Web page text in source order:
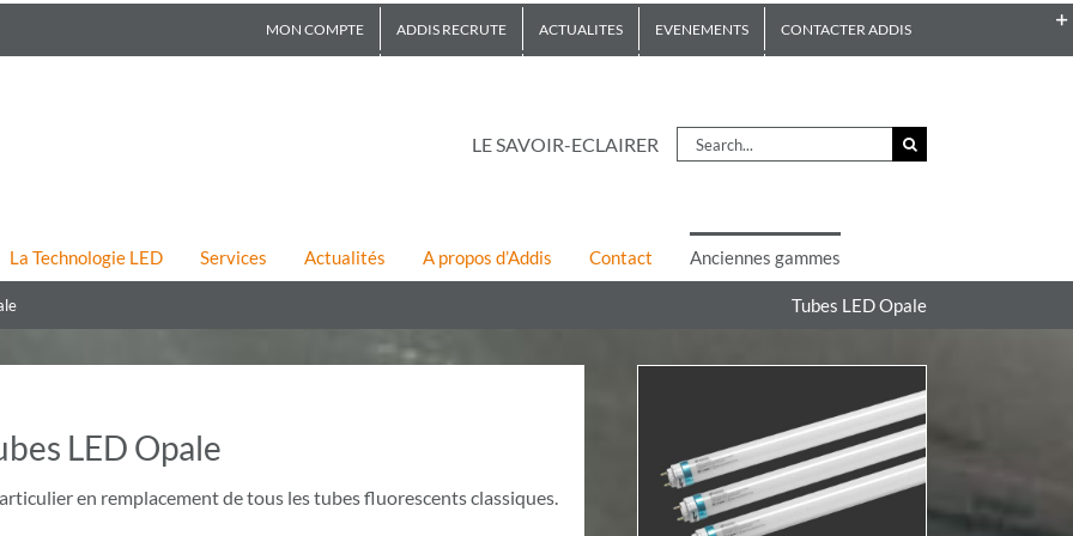
MON COMPTE ADDIS RECRUTE ACTUALITES EVENEMENTS CONTACTER ADDIS
LE SAVOIR-ECLAIRER
Search
for:
La Technologie LED Services Actualités A propos d’Addis Contact Anciennes gammes
Tubes LED Opale
LED Opale
en remplacement de tous les tubes fluorescents classiques.